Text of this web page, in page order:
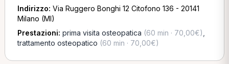
Indirizzo: Via Ruggero Bonghi 12 Citofono 136 - 20141
Milano (MI)
Prestazioni: prima visita osteopatica (60 min · 70,00€)
trattamento osteopatico (60 min · 70,00€)